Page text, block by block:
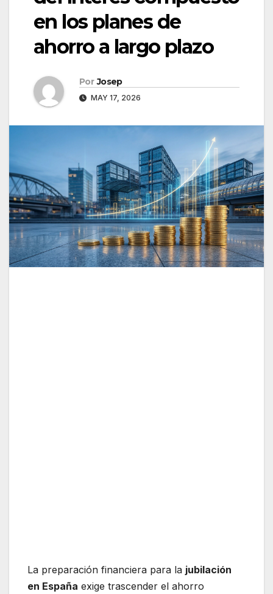
en los planes de
ahorro a largo plazo
Por Josep
MAY 17, 2026
La preparación financiera para la jubilación
en España exige trascender el ahorro